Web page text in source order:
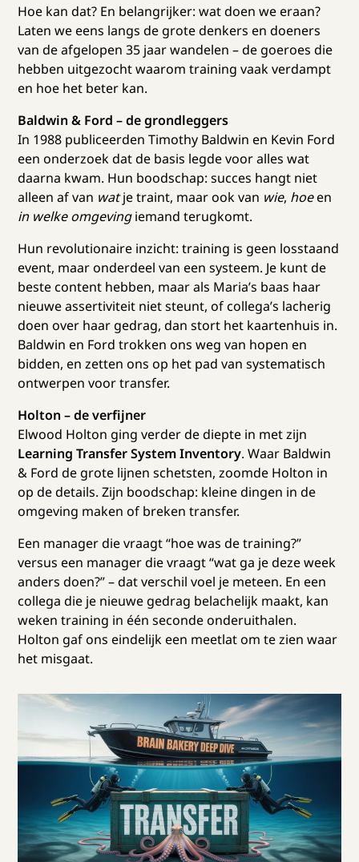
Hoe kan dat? En belangrijker: wat doen we eraan?
Laten we eens langs de grote denkers en doeners
van de afgelopen 35 jaar wandelen – de goeroes die
hebben uitgezocht waarom training vaak verdampt
en hoe het beter kan.
Baldwin & Ford – de grondleggers
In 1988 publiceerden Timothy Baldwin en Kevin Ford
een onderzoek dat de basis legde voor alles wat
daarna kwam. Hun boodschap: succes hangt niet
alleen af van watje traint, maar ook van wie, hoeen
in welke omgevingiemand terugkomt.
Hun revolutionaire inzicht: training is geen losstaand
event, maar onderdeel van een systeem. Je kunt de
beste content hebben, maar als Maria’s baas haar
nieuwe assertiviteit niet steunt, of collega’s lacherig
doen over haar gedrag, dan stort het kaartenhuis in.
Baldwin en Ford trokken ons weg van hopen en
bidden, en zetten ons op het pad van systematisch
ontwerpen voor transfer.
Holton – de verfijner
Elwood Holton ging verder de diepte in met zijn
Learning Transfer System Inventory. Waar Baldwin
& Ford de grote lijnen schetsten, zoomde Holton in
op de details. Zijn boodschap: kleine dingen in de
omgeving maken of breken transfer.
Een manager die vraagt “hoe was de training?”
versus een manager die vraagt “wat ga je deze week
anders doen?” – dat verschil voel je meteen. En een
collega die je nieuwe gedrag belachelijk maakt, kan
weken training in één seconde onderuithalen.
Holton gaf ons eindelijk een meetlat om te zien waar
het misgaat.